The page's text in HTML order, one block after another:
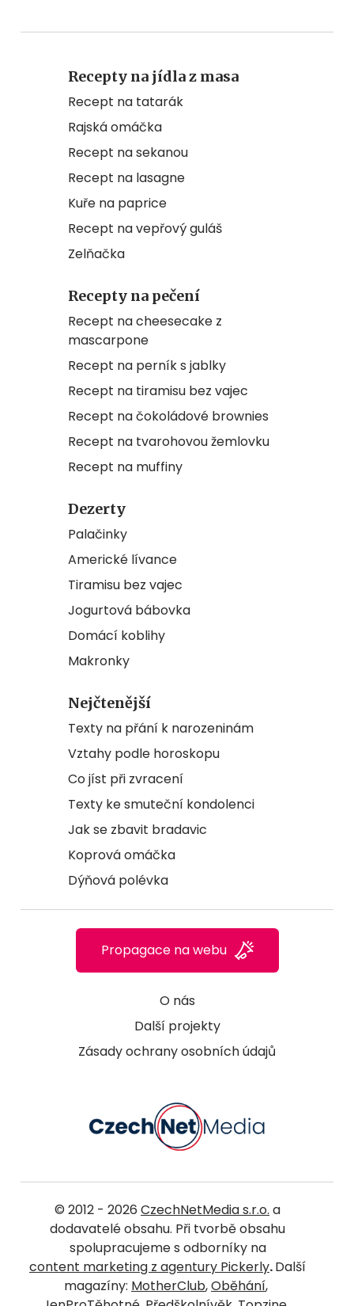
Recepty na jídla z masa
Recept na tatarák
Rajská omáčka
Recept na sekanou
Recept na lasagne
Kuře na paprice
Recept na vepřový guláš
Zelňačka
Recepty na pečení
Recept na cheesecake z
mascarpone
Recept na perník s jablky
Recept na tiramisu bez vajec
Recept na čokoládové brownies
Recept na tvarohovou žemlovku
Recept na muffiny
Dezerty
Palačinky
Americké lívance
Tiramisu bez vajec
Jogurtová bábovka
Domácí koblihy
Makronky
Nejčtenější
Texty na přání k narozeninám
Vztahy podle horoskopu
Co jíst při zvracení
Texty ke smuteční kondolenci
Jak se zbavit bradavic
Koprová omáčka
Dýňová polévka
O nás
Další projekty
Zásady ochrany osobních údajů
Propagace na webu
© 2012 - 2026 CzechNetMedia s.r.o. a
dodavatelé obsahu. Při tvorbě obsahu
spolupracujeme s odborníky na
content marketing z agentury Pickerly.Další
magazíny: MotherClub,Oběhání,